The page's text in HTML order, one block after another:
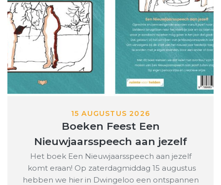
15 AUGUSTUS 2026
Boeken Feest Een
Nieuwjaarsspeech aan jezelf
Het boek Een Nieuwjaarsspeech aan jezelf
komt eraan! Op zaterdagmiddag 15 augustus
hebben we hier in Dwingeloo een ontspannen